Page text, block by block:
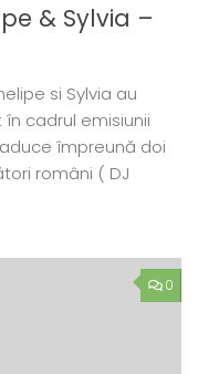
& Sylvia –
si Sylvia au
cadrul emisiunii
împreună doi
români ( DJ
0